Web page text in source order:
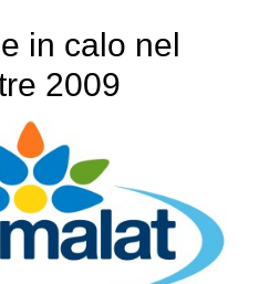
in calo nel
2009